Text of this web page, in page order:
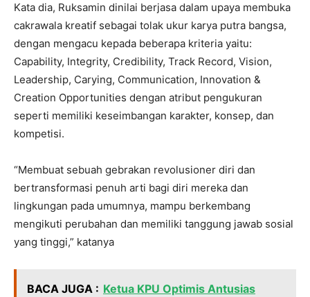
Kata dia, Ruksamin dinilai berjasa dalam upaya membuka
cakrawala kreatif sebagai tolak ukur karya putra bangsa,
dengan mengacu kepada beberapa kriteria yaitu:
Capability, Integrity, Credibility, Track Record, Vision,
Leadership, Carying, Communication, Innovation &
Creation Opportunities dengan atribut pengukuran
seperti memiliki keseimbangan karakter, konsep, dan
kompetisi.
“Membuat sebuah gebrakan revolusioner diri dan
bertransformasi penuh arti bagi diri mereka dan
lingkungan pada umumnya, mampu berkembang
mengikuti perubahan dan memiliki tanggung jawab sosial
yang tinggi,” katanya
BACA JUGA : Ketua KPU Optimis Antusias